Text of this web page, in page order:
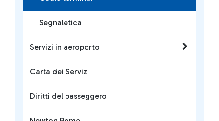
Segnaletica
Servizi in aeroporto
Carta dei Servizi
Diritti del passeggero